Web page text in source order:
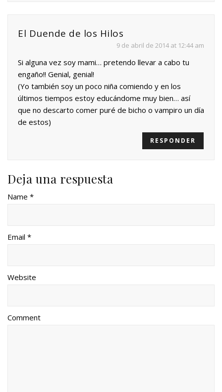
El Duende de los Hilos
9 de abril de 2014 at 12:44 am
Si alguna vez soy mami… pretendo llevar a cabo tu
engaño!! Genial, genial!
(Yo también soy un poco niña comiendo y en los
últimos tiempos estoy educándome muy bien… así
que no descarto comer puré de bicho o vampiro un día
de estos)
RESPONDER
Deja una respuesta
Name *
Email *
Website
Comment